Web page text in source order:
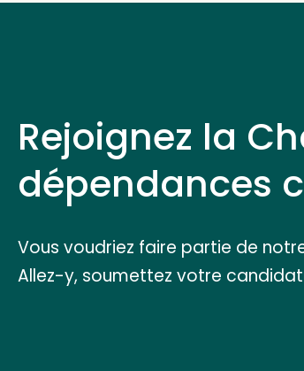
Rejoignez la
dépendances
Vous voudriez faire partie de
Allez-y, soumettez votre